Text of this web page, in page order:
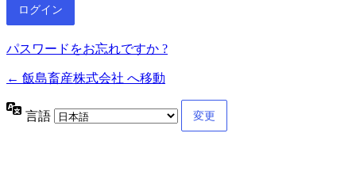
パスワードをお忘れですか ?
← 飯島畜産株式会社 へ移動
言語